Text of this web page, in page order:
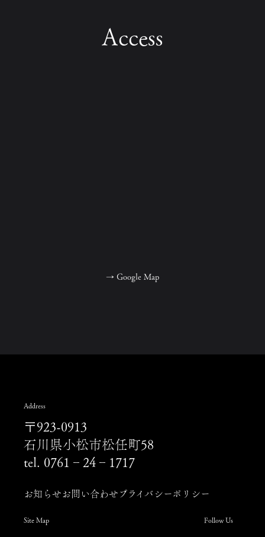
Access
→ Google Map
Address
〒923-0913
石川県小松市松任町58
tel. 0761‐24‐1717
お知らせ お問い合わせ プライバシーポリシー
Site Map Follow Us